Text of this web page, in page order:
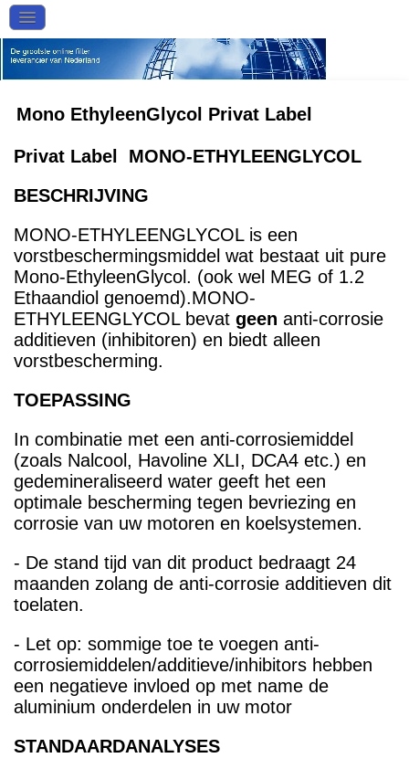
Mono EthyleenGlycol Privat Label
Privat Label MONO-ETHYLEENGLYCOL
BESCHRIJVING
MONO-ETHYLEENGLYCOL is een
vorstbeschermingsmiddel wat bestaat uit pure
Mono-EthyleenGlycol. (ook wel MEG of 1.2
Ethaandiol genoemd).MONO-
ETHYLEENGLYCOL bevat geen anti-corrosie
additieven (inhibitoren) en biedt alleen
vorstbescherming.
TOEPASSING
In combinatie met een anti-corrosiemiddel
(zoals Nalcool, Havoline XLI, DCA4 etc.) en
gedemineraliseerd water geeft het een
optimale bescherming tegen bevriezing en
corrosie van uw motoren en koelsystemen.
- De stand tijd van dit product bedraagt 24
maanden zolang de anti-corrosie additieven dit
toelaten.
- Let op: sommige toe te voegen anti-
corrosiemiddelen/additieve/inhibitors hebben
een negatieve invloed op met name de
aluminium onderdelen in uw motor